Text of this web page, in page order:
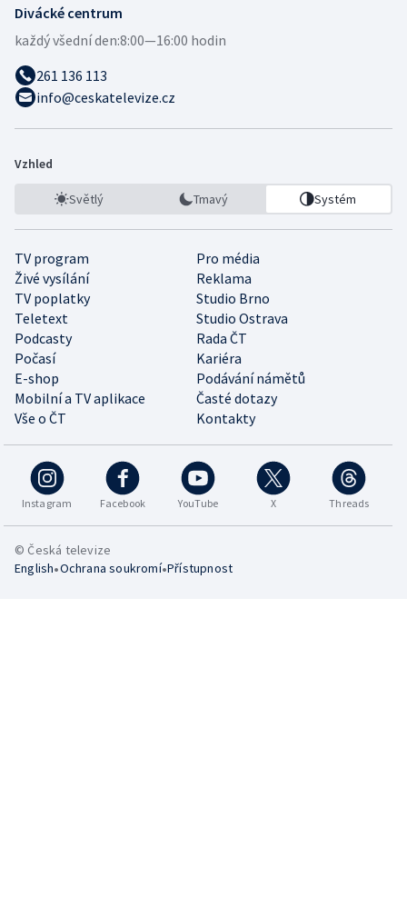
Divácké centrum
každý všední den:8:00—16:00 hodin
261 136 113
info@ceskatelevize.cz
Vzhled
Světlý Tmavý Systém
TV program
Pro média
Živé vysílání
Reklama
TV poplatky
Studio Brno
Teletext
Studio Ostrava
Podcasty
Rada ČT
Počasí
Kariéra
E-shop
Podávání námětů
Mobilní a TV aplikace
Časté dotazy
Vše o ČT
Kontakty
Instagram Facebook YouTube X Threads
© Česká televize
English•Ochrana soukromí•Přístupnost